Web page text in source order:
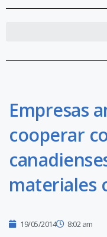
Empresas
cooperar
materiales
19/05/2014 8:02 am